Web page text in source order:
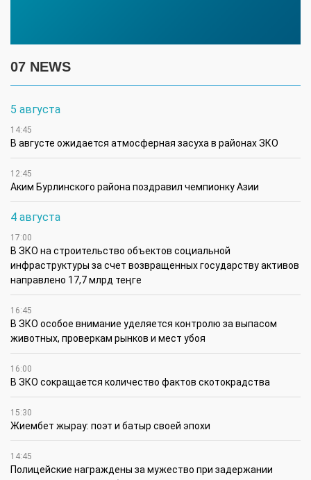
07 NEWS
5 августа
14:45
В августе ожидается атмосферная засуха в районах ЗКО
12:45
Аким Бурлинского района поздравил чемпионку Азии
4 августа
17:00
В ЗКО на строительство объектов социальной
инфраструктуры за счет возвращенных государству активов
направлено 17,7 млрд теңге
16:45
В ЗКО особое внимание уделяется контролю за выпасом
животных, проверкам рынков и мест убоя
16:00
В ЗКО сокращается количество фактов скотокрадства
15:30
Жиембет жырау: поэт и батыр своей эпохи
14:45
Полицейские награждены за мужество при задержании